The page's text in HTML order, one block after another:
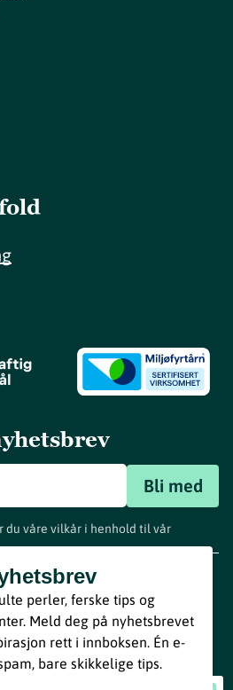
Bli med
du våre vilkår i henhold til vår
perler, ferske tips og
Meld deg på nyhetsbrevet
rett i innboksen. Én e-
bare skikkelige tips.